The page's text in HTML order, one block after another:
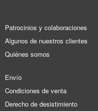
Patrocinios y colaboraciones
Algunos de nuestros clientes
Quiénes somos
Envío
Condiciones de venta
Derecho de desistimiento